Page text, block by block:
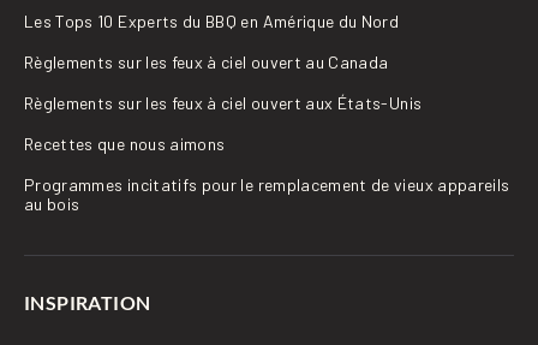
Les Tops 10 Experts du BBQ en Amérique du Nord
Règlements sur les feux à ciel ouvert au Canada
Règlements sur les feux à ciel ouvert aux États-Unis
Recettes que nous aimons
Programmes incitatifs pour le remplacement de vieux appareils
au bois
INSPIRATION